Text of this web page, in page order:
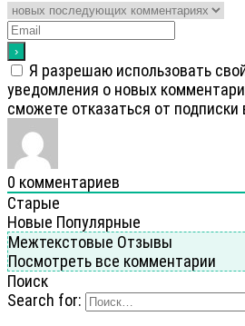
Я разрешаю использовать
уведомления о новых
cможете отказаться от
0 комментариев
Старые
Новые Популярные
Межтекстовые Отзывы
Посмотреть все комментарии
Поиск
Search for: